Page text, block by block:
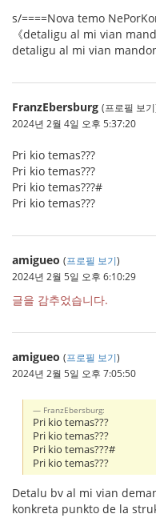
s/====Nova temo
《detaligu al mi vian
detaligu al mi vian
FranzEbersburg (프로필 보
2024년 2월 4일 오후 5:37:20
Pri kio temas???
Pri kio temas???
Pri kio temas???#
Pri kio temas???
amigueo (프로필 보기)
2024년 2월 5일 오후 6:10:29
글을 감추었습니다.
amigueo (프로필 보기)
2024년 2월 5일 오후 7:05:50
FranzEbersburg:
Pri kio temas???
Pri kio temas???
Pri kio temas???#
Pri kio temas???
Detalu bv al mi vian
konkreta punkto de la